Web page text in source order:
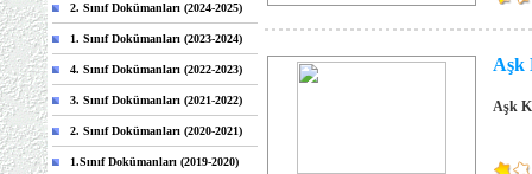
2. Sınıf Dokümanları (2024-2025)
1. Sınıf Dokümanları (2023-2024)
4. Sınıf Dokümanları (2022-2023)
3. Sınıf Dokümanları (2021-2022)
2. Sınıf Dokümanları (2020-2021)
1.Sınıf Dokümanları (2019-2020)
Aşk
Aşk